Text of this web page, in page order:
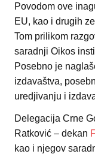
Povodom ove
EU, kao i drugih
Tom prilikom
saradnji Oikos
Posebno je
izdavaštva,
uredjivanju i
Delegacija Crne
Ratković – dekan
kao i njegov